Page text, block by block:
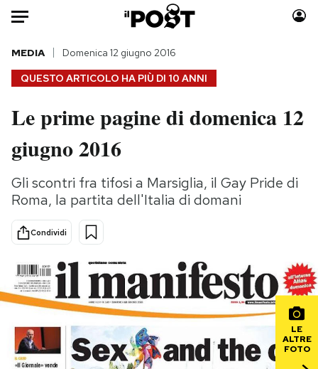
Auto
HOME
Italia
Politica
Tecnologia
Internet
Scienza
Cultura
Economia
Sport
Moda
Storie/Idee
Ok Boomer!
Altrecose
Mondiali calcio 2026
PODCAST
QUESTO ARTICOLO HA PIÙ DI 10 ANNI
MEDIA Domenica 12 giugno 2016
Le prime pagine di domenica 12
giugno 2016
Gli scontri fra tifosi a Marsiglia, il Gay Pride di
Roma, la partita dell'Italia di domani
Condividi
LE
ALTRE
FOTO